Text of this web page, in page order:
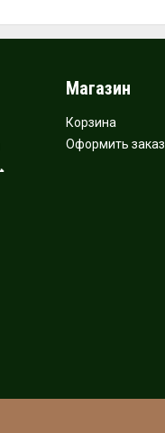
Магазин
Корзина
Оформить заказ